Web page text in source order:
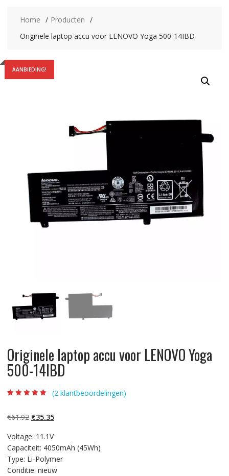
Home
Producten
Originele laptop accu voor LENOVO Yoga 500-14IBD
AANBIEDING!
Originele laptop accu voor LENOVO Yoga
500-14IBD
gebaseerd op
klantbeoordelinge
(2 klantbeoordelingen)
€61.92 Oorspronkelijke
was:
€61.92.
€35.35Huidige
€35.35.
Voltage: 11.1V
Capaciteit: 4050mAh (45Wh)
Type: Li-Polymer
Conditie: nieuw